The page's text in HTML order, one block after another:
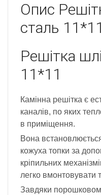
Опис
сталь 11*11
Решітка
11*11
Камінна решітка є
каналів, по яких
в приміщення.
Вона
кожуха топки за
кріпильних
легко вмонтовувати
Завдяки